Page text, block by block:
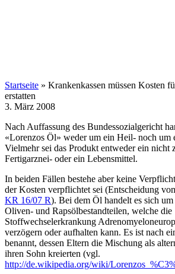
Startseite » Krankenkassen müssen Kosten
erstatten
3. März 2008
Nach Auffassung des Bundessozialgericht
«Lorenzos Öl» weder um ein Heil- noch um
Vielmehr sei das Produkt entweder ein nicht
Fertigarznei- oder ein Lebensmittel.
In beiden Fällen bestehe aber keine
der Kosten verpflichtet sei (Entscheidung
KR 16/07 R). Bei dem Öl handelt es sich
Oliven- und Rapsölbestandteilen, welche die
Stoffwechselerkrankung
verzögern oder aufhalten kann. Es ist nach
benannt, dessen Eltern die Mischung als
ihren Sohn kreierten (vgl.
http://de.wikipedia.org/wiki/